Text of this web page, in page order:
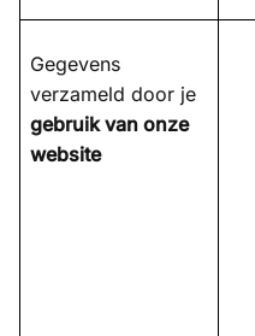
Gegevens
verzameld door je
gebruik van onze
website